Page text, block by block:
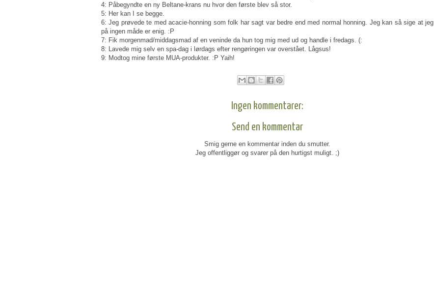
4: Påbegyndte en ny Beltane-krans nu hvor den første blev så stor.
5: Her kan I se begge.
6: Jeg prøvede te med acacie-honning som folk har sagt var bedre end med normal honning. Jeg kan så sige at jeg
på ingen måde er enig. :P
7: Fik morgenmad/middagsmad af en veninde da hun tog mig med ud og handle i fredags. (:
8: Lavede mig selv en spa-dag i lørdags efter rengøringen var overstået. Lågsus!
9: Modtog mine første MUA-produkter. :P Yaih!
Ingen kommentarer:
Send en kommentar
Smig gerne en kommentar inden du smutter.
Jeg offentliggør og svarer på den hurtigst muligt. ;)